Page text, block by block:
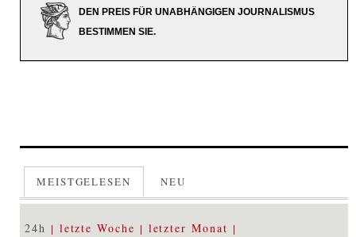
DEN PREIS FÜR UNABHÄNGIGEN JOURNALISMUS
BESTIMMEN SIE.
MEISTGELESEN NEU
24h letzte Woche letzter Monat